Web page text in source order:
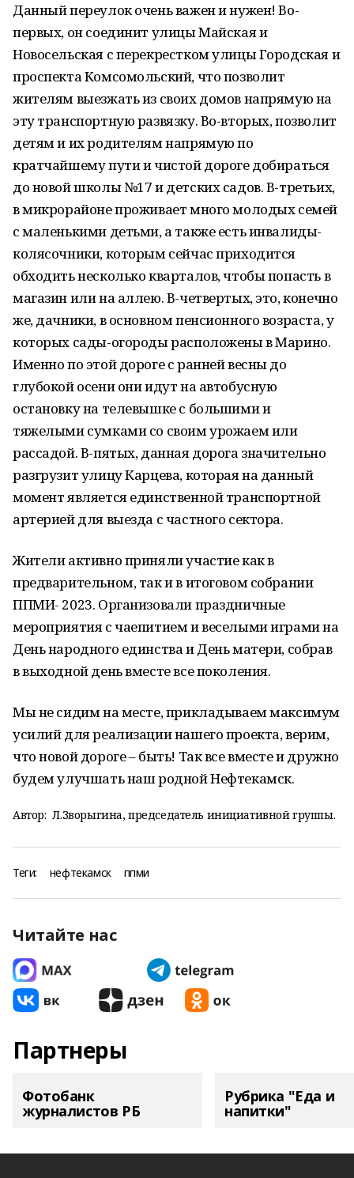
Данный переулок очень важен и нужен! Во-
первых, он соединит улицы Майская и
Новосельская с перекрестком улицы Городская и
проспекта Комсомольский, что позволит
жителям выезжать из своих домов напрямую на
эту транспортную развязку. Во-вторых, позволит
детям и их родителям напрямую по
кратчайшему пути и чистой дороге добираться
до новой школы №17 и детских садов. В-третьих,
в микрорайоне проживает много молодых семей
с маленькими детьми, а также есть инвалиды-
колясочники, которым сейчас приходится
обходить несколько кварталов, чтобы попасть в
магазин или на аллею. В-четвертых, это, конечно
же, дачники, в основном пенсионного возраста, у
которых сады-огороды расположены в Марино.
Именно по этой дороге с ранней весны до
глубокой осени они идут на автобусную
остановку на телевышке с большими и
тяжелыми сумками со своим урожаем или
рассадой. В-пятых, данная дорога значительно
разгрузит улицу Карцева, которая на данный
момент является единственной транспортной
артерией для выезда с частного сектора.
Жители активно приняли участие как в
предварительном, так и в итоговом собрании
ППМИ- 2023. Организовали праздничные
мероприятия с чаепитием и веселыми играми на
День народного единства и День матери, собрав
в выходной день вместе все поколения.
Мы не сидим на месте, прикладываем максимум
усилий для реализации нашего проекта, верим,
что новой дороге – быть! Так все вместе и дружно
будем улучшать наш родной Нефтекамск.
Автор: Л.Зворыгина, председатель инициативной группы.
Теги: нефтекамск ппми
Читайте нас
Партнеры
Фотобанк
журналистов РБ
Рубрика "Еда и
напитки"